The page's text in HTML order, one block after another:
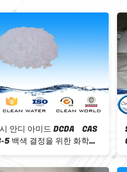
C2H4N4 분자 공식 DCDA 디시 안디
아미드 DCD CAS 461-58-5